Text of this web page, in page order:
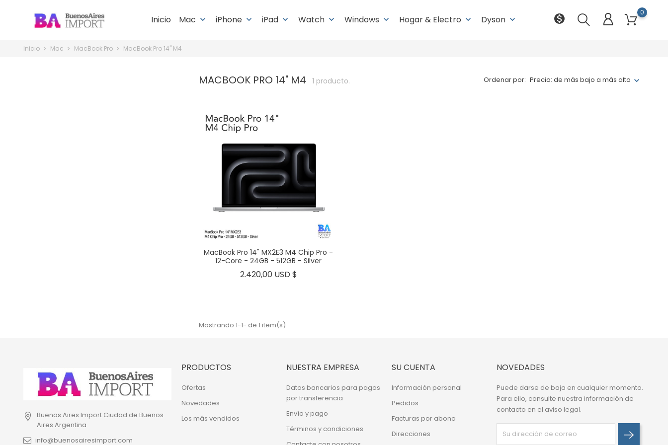
Inicio Mac keyboard_arrow_down iPhone keyboard_arrow_down iPad keyboard_arrow_down Watch keyboard_arrow_down Windows keyboard_arrow_down Hogar & Electro keyboard_arrow_down Dyson keyboard_arrow_down
0
monetization_on
Inicio Mac MacBook Pro MacBook Pro 14" M4
MACBOOK PRO 14" M4 1 producto. Ordenar por: Precio: de más bajo a más alto
MacBook Pro 14" MX2E3 M4 Chip Pro -
12-Core - 24GB - 512GB - Silver
2.420,00 USD $
Mostrando 1-1- de 1 item(s)
Buenos Aires Import Ciudad de Buenos
Aires Argentina
info@buenosairesimport.com
PRODUCTOS
Ofertas
Novedades
Los más vendidos
NUESTRA EMPRESA
Datos bancarios para pagos
por transferencia
Envío y pago
Términos y condiciones
SU CUENTA
Información personal
Pedidos
Facturas por abono
Direcciones
NOVEDADES
Puede darse de baja en cualquier momento.
Para ello, consulte nuestra información de
contacto en el aviso legal.